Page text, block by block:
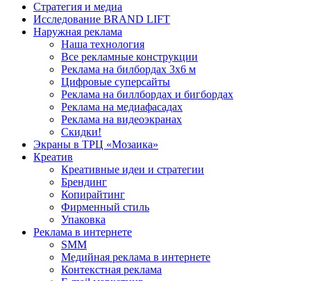
Стратегия и медиа
Исследование BRAND LIFT
Наружная реклама
Наша технология
Все рекламные конструкции
Реклама на билбордах 3х6 м
Цифровые суперсайты
Реклама на биллбордах и бигбордах
Реклама на медиафасадах
Реклама на видеоэкранах
Скидки!
Экраны в ТРЦ «Мозаика»
Креатив
Креативные идеи и стратегии
Брендинг
Копирайтинг
Фирменный стиль
Упаковка
Реклама в интернете
SMM
Медийная реклама в интернете
Контекстная реклама